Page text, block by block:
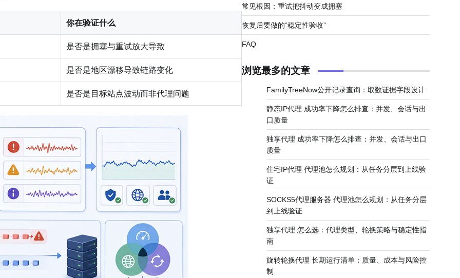
你在验证什么
是否是拥塞与重试放大导致
是否是地区漂移导致链路变化
是否是目标站点波动而非代理问题
常见根因：重试把抖动变成拥塞
恢复后要做的“稳定性验收”
FAQ
浏览最多的文章
FamilyTreeNow公开记录查询：取数证据字段设计
静态IP代理 成功率下降怎么排查：并发、会话与出
口质量
独享代理 成功率下降怎么排查：并发、会话与出口
质量
住宅IP代理 代理池怎么规划：从任务分层到上线验
证
SOCKS5代理服务器 代理池怎么规划：从任务分层
到上线验证
独享代理 怎么选：代理类型、轮换策略与稳定性指
南
旋转轮换代理 长期运行清单：质量、成本与风险控
制